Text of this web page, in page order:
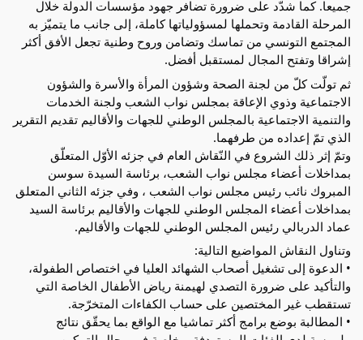
جميعا. كما شدّد على ضرورة تضافر جهود مؤسسات الدولة خلال
المرحلة القادمة وتحملها لمسؤولياتها كاملة، إلى جانب ما يتميّز به
المجتمع التونسي من تماسك وتضامن وروح وطنية تجعل الأفق أكثر
إشراقا وتفتح المجال لمستقبل أفضل.
ثم تولّت كلّ من لجنة الصحة وشؤون المرأة والأسرة والشؤون
الاجتماعية وذوي الإعاقة بمجلس نواب الشعب ولجنة الخدمات
والتنمية الاجتماعية بالمجلس الوطني للجهات والأقاليم تقديم التقرير
الذي تمّ إعداده من طرفهما.
وتمّ إثر ذلك الشروع في النّقاش العام في جزئه الأوّل المتعلّق
بمداخلات أعضاء مجلس نواب الشعب، برئاسة السيدة سوسن
المبروك نائب رئيس مجلس نواب الشعب ، وفي جزئه الثاني المتعلق
بمداخلات أعضاء المجلس الوطني للجهات والأقاليم برئاسة السيد
عماد الدربالي رئيس المجلس الوطني للجهات والأقاليم.
وتناول النقاش المواضيع التالية:
• الدعوة إلى تشغيل أصحاب الشهائد العليا في اختصاص الطفولة،
والتأكيد على ضرورة التصدي لهيمنة رياض الأطفال الخاصة التي
تستقطب غير المختصين على حساب الكفاءات المتخرّجة.
• المطالبة بوضع برامج أكثر تماشيا مع الواقع بما يحقّق نتائج